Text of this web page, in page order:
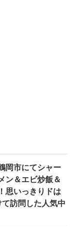
岡市にてシャー
ン＆エビ炒飯＆
思いっきりドは
訪問した人気中